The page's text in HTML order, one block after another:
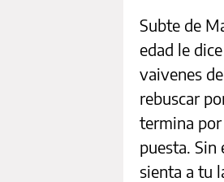
Subte de
edad le
vaivenes
rebuscar
termina
puesta. Sin
sienta a tu